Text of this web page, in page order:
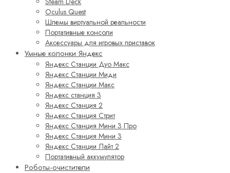
Oculus Quest
Шлемы виртуальной реальности
Портативные консоли
Аксессуары для игровых приставок
Умные колонки Яндекс
Яндекс Станции Дуо Макс
Яндекс Станции Миди
Яндекс Станции Макс
Яндекс станция 3
Яндекс Станция 2
Яндекс Станция Стрит
Яндекс Станция Мини 3 Про
Яндекс Станция Мини 3
Яндекс Станции Лайт 2
Портативный аккумулятор
Роботы-очистители